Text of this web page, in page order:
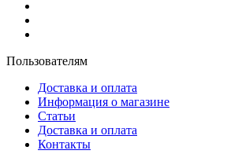
Пользователям
Доставка и оплата
Информация о магазине
Статьи
Доставка и оплата
Контакты